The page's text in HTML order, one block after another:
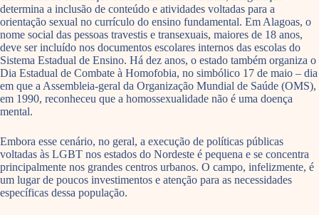
determina a inclusão de conteúdo e atividades voltadas para a
orientação sexual no currículo do ensino fundamental. Em Alagoas, o
nome social das pessoas travestis e transexuais, maiores de 18 anos,
deve ser incluído nos documentos escolares internos das escolas do
Sistema Estadual de Ensino. Há dez anos, o estado também organiza o
Dia Estadual de Combate à Homofobia, no simbólico 17 de maio – dia
em que a Assembleia-geral da Organização Mundial de Saúde (OMS),
em 1990, reconheceu que a homossexualidade não é uma doença
mental.
Embora esse cenário, no geral, a execução de políticas públicas
voltadas às LGBT nos estados do Nordeste é pequena e se concentra
principalmente nos grandes centros urbanos. O campo, infelizmente, é
um lugar de poucos investimentos e atenção para as necessidades
específicas dessa população.